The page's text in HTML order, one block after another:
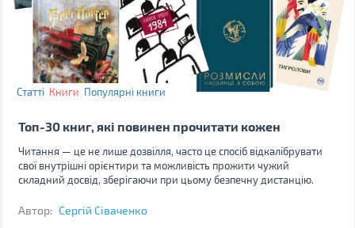
Статті Книги Популярні книги
Топ-30 книг, які повинен прочитати кожен
Читання — це не лише дозвілля, часто це спосіб відкалібрувати
свої внутрішні орієнтири та можливість прожити чужий
складний досвід, зберігаючи при цьому безпечну дистанцію.
Автор: Сергій Сіваченко